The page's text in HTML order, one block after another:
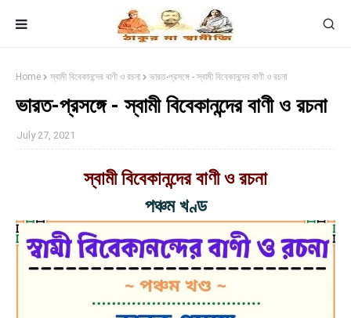
Home স্বামী বিবেকানন্দের বাণী ও রচনা ভারত-প্রসঙ্গে - স্বামী বিবেকানন্দের বাণী ও রচনা
ভারত-প্রসঙ্গে - স্বামী বিবেকানন্দের বাণী ও রচনা
July 27, 2021
স্বামী বিবেকানন্দের বাণী ও রচনা
পঞ্চম খণ্ড